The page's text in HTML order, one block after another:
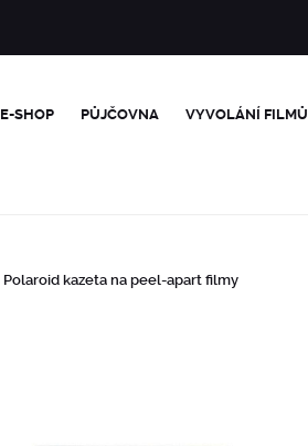
E-SHOP PŮJČOVNA VYVOLÁNÍ FILMŮ
Polaroid kazeta na peel-apart filmy